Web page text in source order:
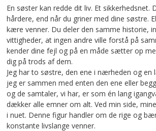
En søster kan redde dit liv. Et sikkerhedsnet.
hårdere, end når du griner med dine søstre.
kære venner. Du deler den samme historie,
vittigheder, at ingen andre ville forstå på
kender dine fejl og på en måde sætter op
dig på trods af dem.
Jeg har to søstre, den ene i nærheden og
jeg er sammen med enten den ene eller
og de samtaler, vi har, er som én lang
dækker alle emner om alt. Ved min side,
i nuet. Denne figur handler om de rige og
konstante livslange venner.